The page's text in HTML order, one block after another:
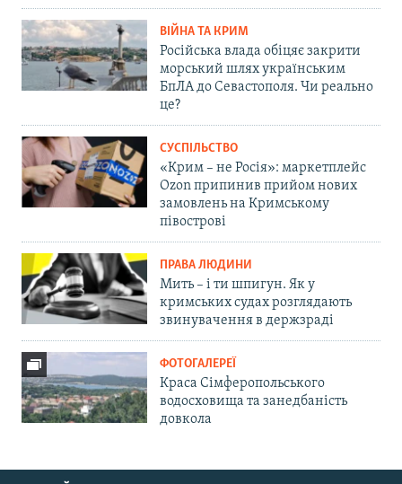
ВІЙНА ТА КРИМ
Російська влада обіцяє закрити
морський шлях українським
БпЛА до Севастополя. Чи реально
це?
СУСПІЛЬСТВО
«Крим – не Росія»: маркетплейс
Ozon припинив прийом нових
замовлень на Кримському
півострові
ПРАВА ЛЮДИНИ
Мить – і ти шпигун. Як у
кримських судах розглядають
звинувачення в держзраді
ФОТОГАЛЕРЕЇ
Краса Сімферопольського
водосховища та занедбаність
довкола